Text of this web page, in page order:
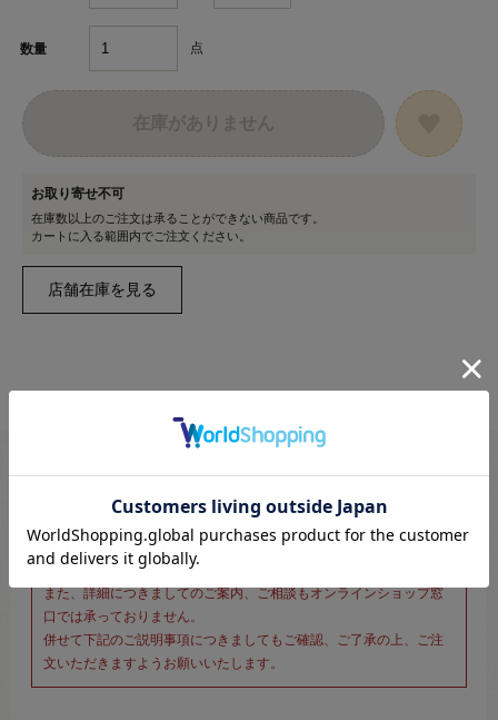
数量 点
お取り寄せ不可
在庫数以上のご注文は承ることができない商品です。
カートに入る範囲内でご注文ください。
をご確認いただいた上でご注文いただけるページです。
そのため、商品画像および詳細は記載しておりません。
また、詳細につきましてのご案内、ご相談もオンラインショップ窓
口では承っておりません。
併せて下記のご説明事項につきましてもご確認、ご了承の上、ご注
文いただきますようお願いいたします。